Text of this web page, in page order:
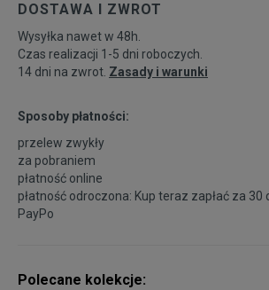
41 1/3 26 cm
42 2/3 27 cm
43 1/3 27,5 cm
DOSTAWA I ZWROT
Wysyłka nawet w 48h.
Czas realizacji 1-5 dni roboczych.
14 dni na zwrot. Zasady i warunki
Sposoby płatności:
przelew zwykły
za pobraniem
płatność online
płatność odroczona: Kup teraz zapłać za 30
PayPo
Polecane kolekcje: